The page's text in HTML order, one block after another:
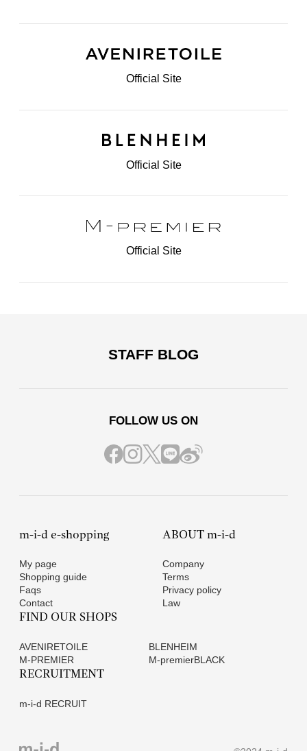
Official Site
Official Site
Official Site
STAFF BLOG
FOLLOW US ON
m-i-d e-shopping
My page
Shopping guide
Faqs
Contact
ABOUT m-i-d
Company
Terms
Privacy policy
Law
FIND OUR SHOPS
AVENIRETOILE
BLENHEIM
M-PREMIER
M-premierBLACK
RECRUITMENT
m-i-d RECRUIT